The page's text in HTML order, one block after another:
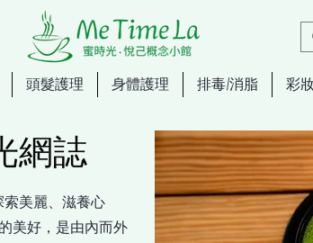
頭髮護理 身體護理 排毒/消脂 彩
美麗、滋養心
美好，是由內而外
網誌